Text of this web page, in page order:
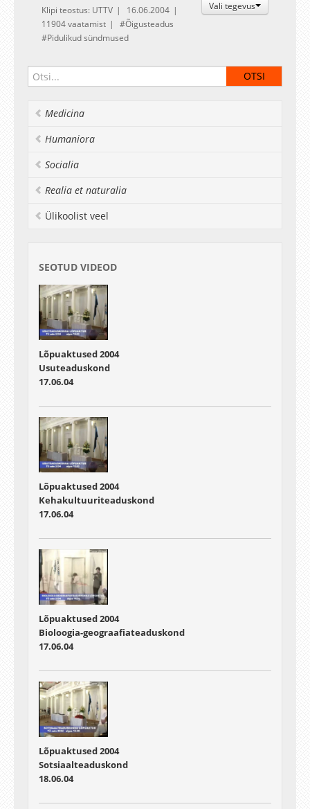
Vali tegevus
Klipi teostus: UTTV
16.06.2004
11904 vaatamist
Õigusteadus
Pidulikud sündmused
Medicina
Humaniora
Socialia
Realia et naturalia
Ülikoolist veel
SEOTUD VIDEOD
Lõpuaktused 2004
Usuteaduskond
17.06.04
Lõpuaktused 2004
Kehakultuuriteaduskond
17.06.04
Lõpuaktused 2004
Bioloogia-geograafiateaduskond
17.06.04
Lõpuaktused 2004
Sotsiaalteaduskond
18.06.04